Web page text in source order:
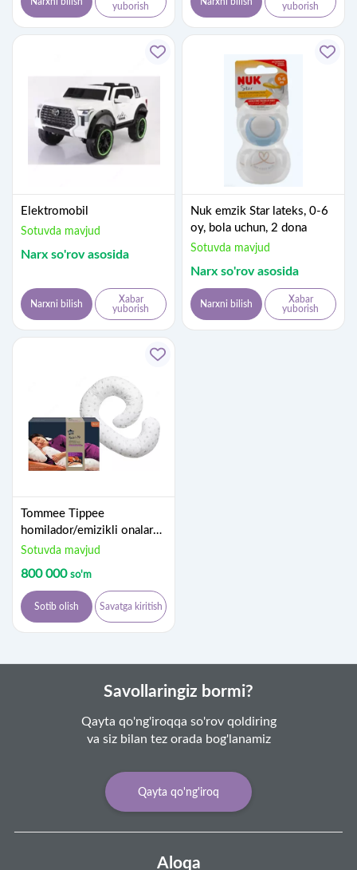
yuborish
yuborish
Elektromobil
Sotuvda mavjud
Narx so'rov asosida
Narxni bilish
Xabar
yuborish
Nuk emzik Star lateks, 0-6
oy, bola uchun, 2 dona
Sotuvda mavjud
Narx so'rov asosida
Narxni bilish
Xabar
yuborish
Tommee Tippee
homilador/emizikli onalar
uchun yostiq
Sotuvda mavjud
800 000 so'm
Sotib olish Savatga kiritish
Savollaringiz bormi?
Qayta qo'ng'iroqqa so'rov qoldiring
va siz bilan tez orada bog'lanamiz
Qayta qo'ng'iroq
Aloqa